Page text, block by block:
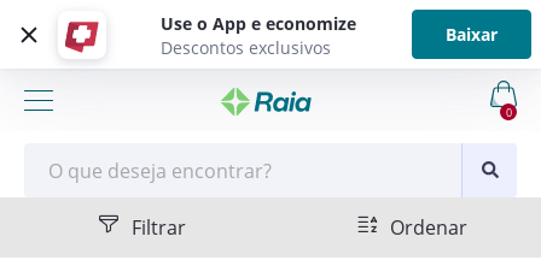
Use o App e economize
Descontos exclusivos
Baixar
0
Filtrar Ordenar